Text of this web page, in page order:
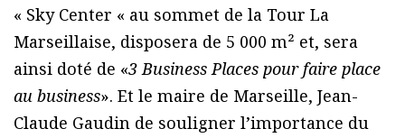
« Sky Center « au sommet de la Tour La
Marseillaise, disposera de 5 000 m² et, sera
ainsi doté de «3 Business Places pour faire place
au business». Et le maire de Marseille, Jean-
Claude Gaudin de souligner l’importance du